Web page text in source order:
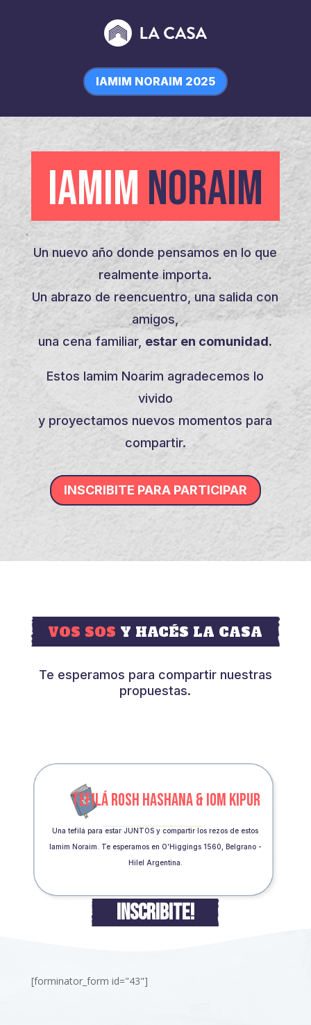
IAMIM NORAIM 2025
IAMIM NORAIM
Un nuevo año donde pensamos en lo que
realmente importa.
Un abrazo de reencuentro, una salida con
amigos,
una cena familiar, estar en comunidad.
Estos Iamim Noarim agradecemos lo
vivido
y proyectamos nuevos momentos para
compartir.
INSCRIBITE PARA PARTICIPAR
VOS SOS Y HACÉS LA CASA
Te esperamos para compartir nuestras
propuestas.
TEFILÁ ROSH HASHANA & IOM KIPUR
Una tefilá para estar JUNTOS y compartir los rezos de estos
Iamim Noraim. Te esperamos en O’Higgings 1560, Belgrano -
Hilel Argentina.
INSCRIBITE!
[forminator_form id="43"]